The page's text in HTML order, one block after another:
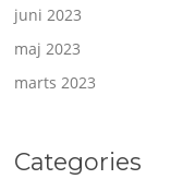
juni 2023
maj 2023
marts 2023
Categories